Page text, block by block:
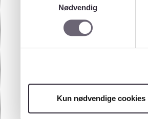
Nødvendig
Kun nødvendige cookies
97
100